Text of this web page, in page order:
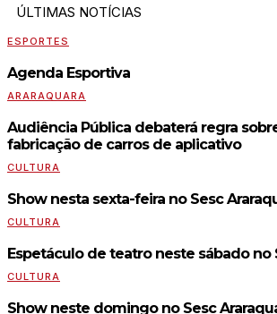
ÚLTIMAS NOTÍCIAS
ESPORTES
Agenda Esportiva
ARARAQUARA
Audiência Pública debaterá regra
fabricação de carros de aplicativo
CULTURA
Show nesta sexta-feira no Sesc
CULTURA
Espetáculo de teatro neste sábado no
CULTURA
Show neste domingo no Sesc